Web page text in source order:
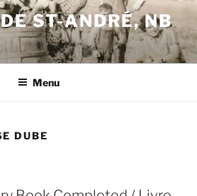
ST-ANDRÉ, NB
Menu
DUBE